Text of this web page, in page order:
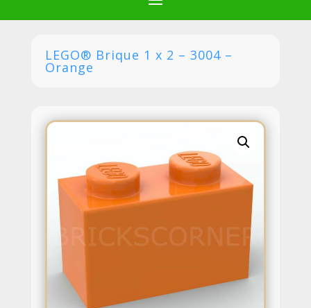
LEGO® Brique 1 x 2 – 3004 –
Orange